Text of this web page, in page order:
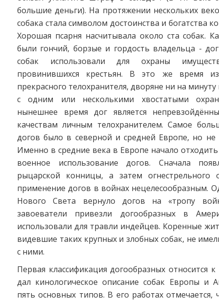
большие деньги). На протяжении нескольких
собака стала символом достоинства и богатства
Хорошая псарня насчитывала около ста собак.
были гончий, борзые и гордость владельца -
собак использовали для охраны
провинившихся крестьян. В это же время
прекрасного телохранителя, дворяне ни на минуту
с одним или несколькими хвостатыми
нынешнее время дог является
качествам личным телохранителем. Самое
догов было в северной и средней Европе, но не
Именно в средние века в Европе начало
военное использование догов. Сначала
рыцарской конницы, а затем огнестрельного
применение догов в войнах нецелесообразным.
Нового Света вернуло догов на «тропу
завоеватели привезли догообразных в
использовали для травли индейцев. Коренные
видевшие таких крупных и злобных собак, не
с ними.
Первая классификация догообразных относится к
дал кинологическое описание собак Европы и
пять основных типов. В его работах отмечается,